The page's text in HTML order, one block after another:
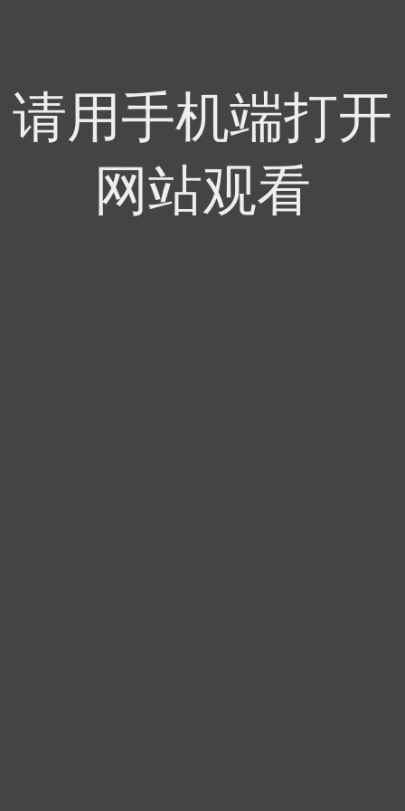
请用手机端打开
网站观看